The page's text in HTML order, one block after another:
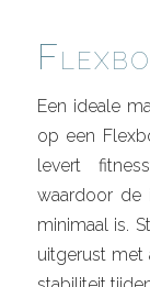
Een ideale
op een
levert
waardoor de
minimaal is.
uitgerust